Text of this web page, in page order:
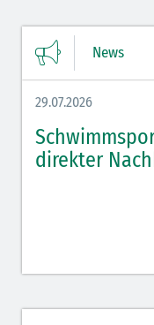
News
29.07.2026
direkter